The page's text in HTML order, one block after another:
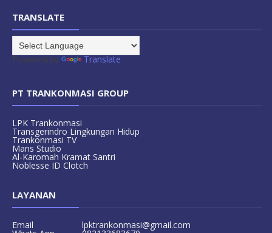
TRANSLATE
Powered by Translate
PT TRANKONMASI GROUP
LPK Trankonmasi
Transgerindro Lingkungan Hidup
Trankonmasi TV
Mans Studio
Al-Karomah Kramat Santri
Noblesse ID Clotch
LAYANAN
Email lpktrankonmasi@gmail.com